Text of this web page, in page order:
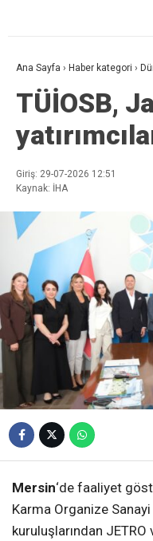
Ana Sayfa › Haber kategori ›
TÜİOSB,
Giriş: 29-07-2026 12:51
Kaynak: İHA
Mersin‘de faaliyet
Karma Organize
kuruluşlarından